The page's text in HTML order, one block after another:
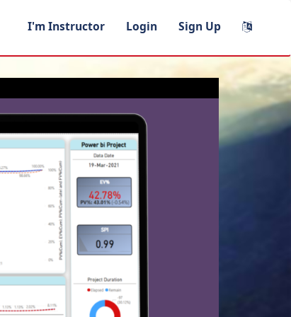
I'm Instructor Login Sign Up